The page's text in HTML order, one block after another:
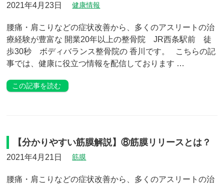
2021年4月23日 健康情報
腰痛・肩こりなどの症状改善から、多くのアスリートの治
療経験が豊富な 開業20年以上の整骨院 JR西条駅前 徒
歩30秒 ボディバランス整骨院の 香川です。 こちらの記
事では、健康に役立つ情報を配信しております …
この記事を読む
【分かりやすい筋膜解説】⑧筋膜リリースとは？
2021年4月21日 筋膜
腰痛・肩こりなどの症状改善から、多くのアスリートの治